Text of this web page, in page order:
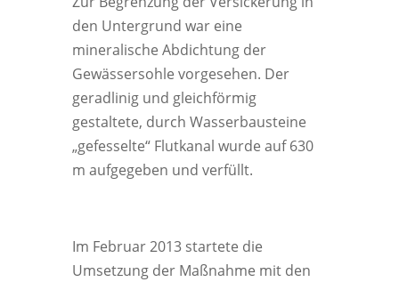
den Untergrund war eine
mineralische Abdichtung der
Gewässersohle vorgesehen. Der
geradlinig und gleichförmig
gestaltete, durch Wasserbausteine
„gefesselte“ Flutkanal wurde auf 630
m aufgegeben und verfüllt.
Im Februar 2013 startete die
Umsetzung der Maßnahme mit den